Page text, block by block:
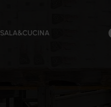
SALA&CUCINA